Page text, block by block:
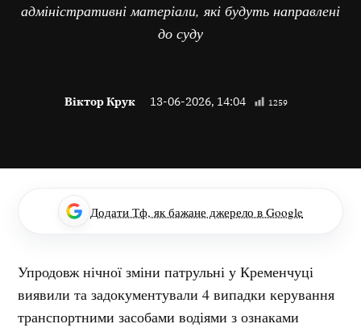
адміністративні матеріали, які будуть направлені
до суду
Віктор Крук 13-06-2026, 14:04 1259
Додати Тф, як бажане джерело в Google
Упродовж нічної зміни патрульні у Кременчуці
виявили та задокументували 4 випадки керування
транспортними засобами водіями з ознаками